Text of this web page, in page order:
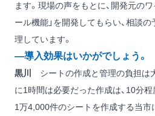
ます。現場の声をもとに、開発元のワ
ール機能」を開発してもらい、相談
理しています。
―導入効果はいかがでしょう。
黒川
シートの作成と管理の負担は
に1時間は必要だった作成は、10分
1万4,000件のシートを作成する当市